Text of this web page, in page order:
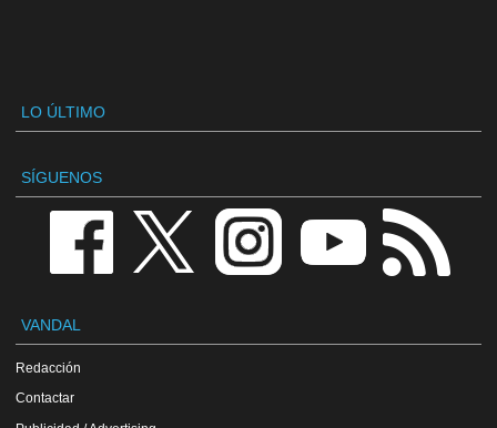
LO ÚLTIMO
SÍGUENOS
VANDAL
Redacción
Contactar